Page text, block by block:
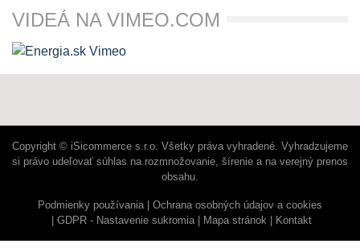
VIDEÁ NA VIMEO.COM
Copyright © iSicommerce s.r.o. Všetky práva vyhradené. Vyhradzujeme
si právo udeľovať súhlas na rozmnožovanie, šírenie a na verejný prenos
obsahu.
Podmienky používania
Ochrana osobných údajov a cookies
GDPR - Nastavenie sukromia
Mapa stránok Kontakt